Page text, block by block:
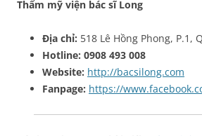
Thẩm mỹ viện bác sĩ Long
Địa chỉ: 518 Lê Hồng Phong, P.1,
Hotline: 0908 493 008
Website: http://bacsilong.com
Fanpage: https://